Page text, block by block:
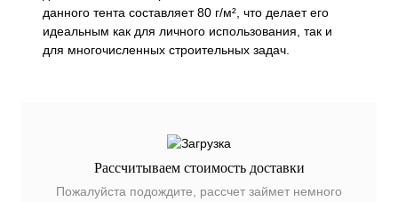
данного тента составляет 80 г/м², что делает его
идеальным как для личного использования, так и
для многочисленных строительных задач.
Рассчитываем стоимость доставки
Пожалуйста подождите, рассчет займет немного